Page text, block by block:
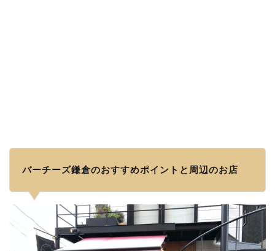
バーチーズ鎌倉のおすすめポイントと周辺のお店